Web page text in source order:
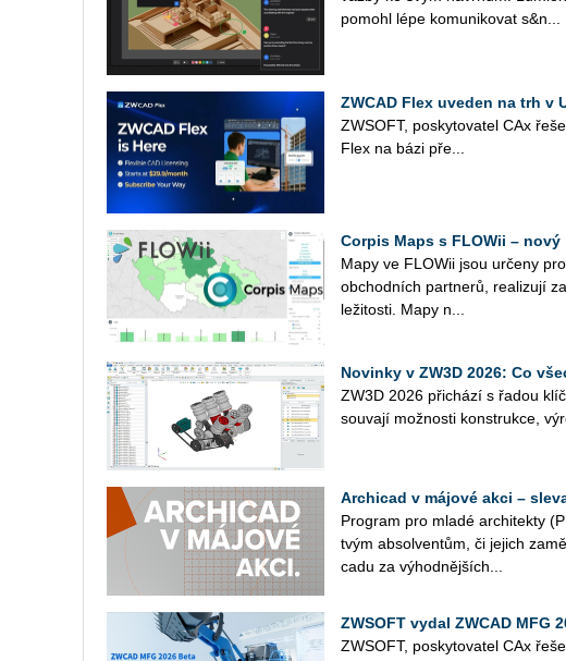
po­mohl lépe ko­mu­ni­ko­vat s&n...
ZWCAD Flex uveden na trh v
ZW­SOFT, po­sky­to­va­tel CAx
Flex na bázi pře...
Corpis Maps s FLOWii –
Mapy ve FLOWii jsou ur­če­ny
ob­chod­ních part­ne­rů, re­a­li­zu­jí
le­ži­tos­ti. Mapy n...
Novinky v ZW3D 2026: Co
ZW3D 2026 při­chá­zí s řadou
sou­va­jí mož­nos­ti kon­struk­ce,
Archicad v májové akci –
Pro­gram pro mladé ar­chi­tek­ty
tvým ab­sol­ven­tům, či je­jich
ca­du za vý­hod­něj­ších...
ZWSOFT vydal ZWCAD MFG
ZW­SOFT, po­sky­to­va­tel CAx